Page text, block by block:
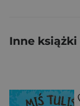
Inne książki